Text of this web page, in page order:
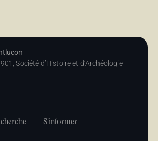
Société d’Histoire et d’Archéologie
S'informer